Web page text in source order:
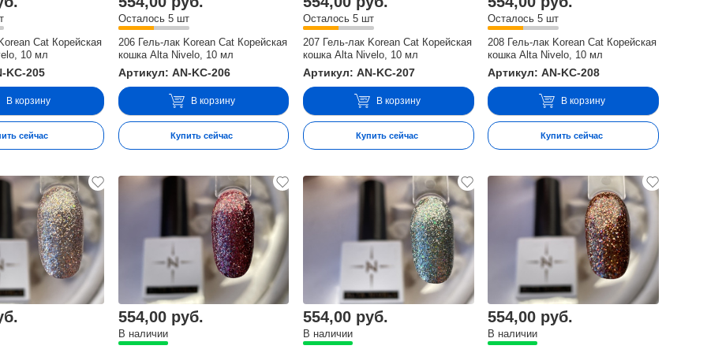
Cat Корейская
10 мл
KC-205
В корзину
сейчас
Осталось 5 шт
206 Гель-лак Korean Cat Корейская
кошка Alta Nivelo, 10 мл
Артикул: AN-KC-206
В корзину
Купить сейчас
Осталось 5 шт
207 Гель-лак Korean Cat Корейская
кошка Alta Nivelo, 10 мл
Артикул: AN-KC-207
В корзину
Купить сейчас
Осталось 5 шт
208 Гель-лак Korean Cat Корейская
кошка Alta Nivelo, 10 мл
Артикул: AN-KC-208
В корзину
Купить сейчас
554,00 руб.
В наличии
554,00 руб.
В наличии
554,00 руб.
В наличии